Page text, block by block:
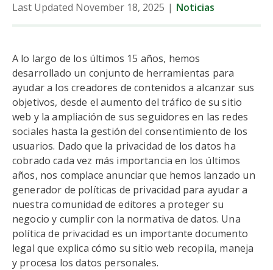
Datos
Noticias
Last Updated November 18, 2025 | Noticias
A lo largo de los últimos 15 años, hemos
desarrollado un conjunto de herramientas para
ayudar a los creadores de contenidos a alcanzar sus
objetivos, desde el aumento del tráfico de su sitio
web y la ampliación de sus seguidores en las redes
sociales hasta la gestión del consentimiento de los
usuarios. Dado que la privacidad de los datos ha
cobrado cada vez más importancia en los últimos
años, nos complace anunciar que hemos lanzado un
generador de políticas de privacidad para ayudar a
nuestra comunidad de editores a proteger su
negocio y cumplir con la normativa de datos. Una
política de privacidad es un importante documento
legal que explica cómo su sitio web recopila, maneja
y procesa los datos personales.